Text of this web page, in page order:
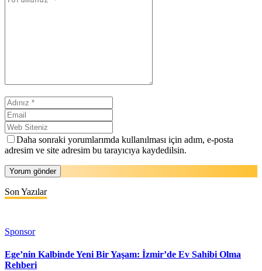
Daha sonraki yorumlarımda kullanılması için adım, e-posta
adresim ve site adresim bu tarayıcıya kaydedilsin.
Son Yazılar
Sponsor
Ege’nin Kalbinde Yeni Bir Yaşam: İzmir’de Ev Sahibi Olma
Rehberi